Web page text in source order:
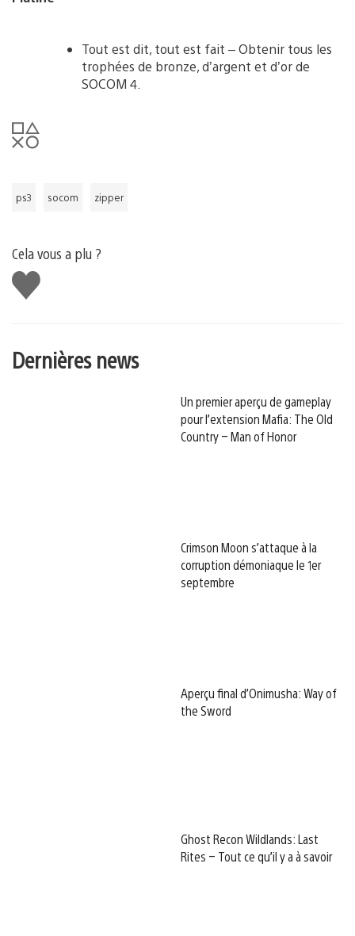
Tout est dit, tout est fait – Obtenir tous les
trophées de bronze, d’argent et d’or de
SOCOM 4.
ps3 socom zipper
Cela vous a plu ?
J'aime
Dernières news
Un premier aperçu de gameplay
pour l’extension Mafia: The Old
Country – Man of Honor
Crimson Moon s’attaque à la
corruption démoniaque le 1er
septembre
Aperçu final d’Onimusha: Way of
the Sword
Ghost Recon Wildlands: Last
Rites – Tout ce qu’il y a à savoir